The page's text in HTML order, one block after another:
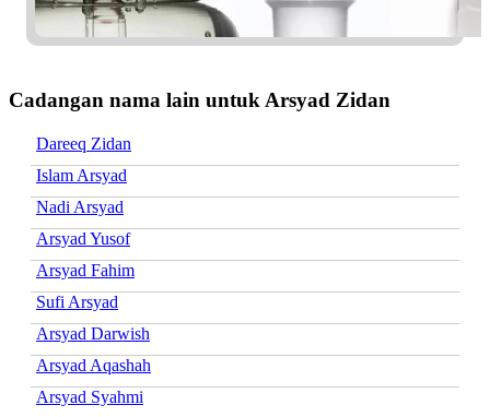
Cadangan nama lain untuk Arsyad Zidan
Dareeq Zidan
Islam Arsyad
Nadi Arsyad
Arsyad Yusof
Arsyad Fahim
Sufi Arsyad
Arsyad Darwish
Arsyad Aqashah
Arsyad Syahmi